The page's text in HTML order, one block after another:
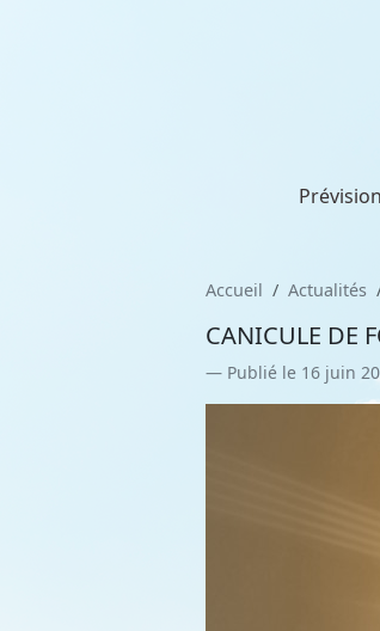
Accueil Actualités
CANICULE DE
Publié le 16 juin